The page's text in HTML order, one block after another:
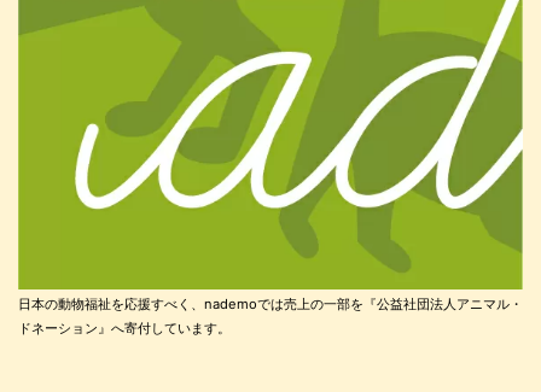
日本の動物福祉を応援すべく、nademoでは売上の一部を『公益社団法人アニマル・
ドネーション』へ寄付しています。